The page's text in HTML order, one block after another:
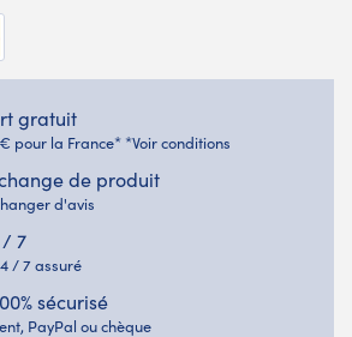
gratuit
pour la France* *Voir conditions
de produit
d'avis
/ 7
/ 7 assuré
sécurisé
PayPal ou chèque